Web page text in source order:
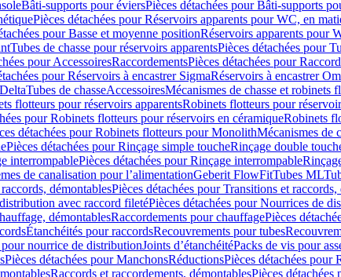
Bâti-supports pour éviersPièces détachées pour Bâti-supports
Pièces détachées pour Réservoirs apparents pour WC, en
pour Basse et moyenne positionRéservoirs apparents pour
Tubes de chasse pour réservoirs apparentsPièces détachées pour
pour AccessoiresRaccordementsPièces détachées pour
pour Réservoirs à encastrer SigmaRéservoirs à encastrer
Tubes de chasseAccessoiresMécanismes de chasse et robinets
flotteurs pour réservoirs apparentsRobinets flotteurs pour
pour Robinets flotteurs pour réservoirs en céramiqueRobinets
détachées pour Robinets flotteurs pour MonolithMécanismes de
Pièces détachées pour Rinçage simple toucheRinçage double
interrompablePièces détachées pour Rinçage interrompable
de canalisation pour l’alimentationGeberit FlowFitTubes ML
démontablesPièces détachées pour Transitions et raccords,
avec raccord filetéPièces détachées pour Nourrices de
démontablesRaccordements pour chauffagePièces
Étanchéités pour raccordsRecouvrements pour tubes
nourrice de distributionJoints d’étanchéitéPacks de vis pour
Pièces détachées pour ManchonsRéductionsPièces détachées pour
Raccords et raccordements, démontablesPièces détachées